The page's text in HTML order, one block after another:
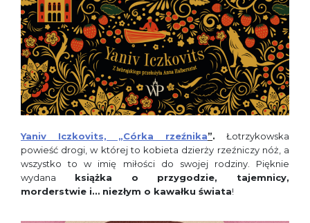
Yaniv Iczkovits, „Córka rzeźnika”. Łotrzykowska
powieść drogi, w której to kobieta dzierży rzeźniczy nóż, a
wszystko to w imię miłości do swojej rodziny. Pięknie
wydana książka o przygodzie, tajemnicy,
morderstwie i… niezłym o kawałku świata!